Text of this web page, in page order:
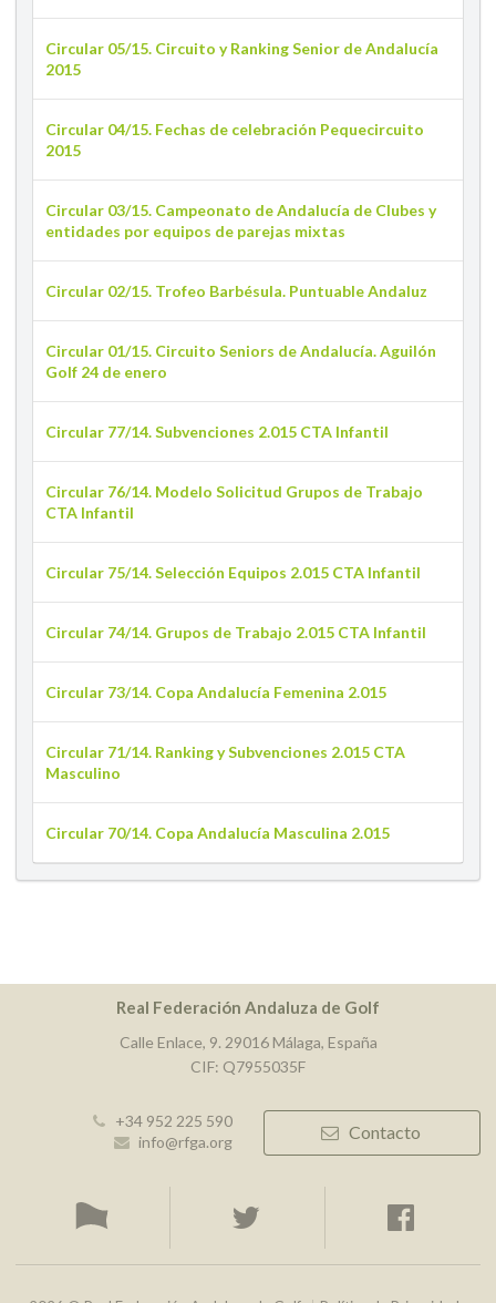
Circular 05/15. Circuito y Ranking Senior de Andalucía
2015
Circular 04/15. Fechas de celebración Pequecircuito
2015
Circular 03/15. Campeonato de Andalucía de Clubes y
entidades por equipos de parejas mixtas
Circular 02/15. Trofeo Barbésula. Puntuable Andaluz
Circular 01/15. Circuito Seniors de Andalucía. Aguilón
Golf 24 de enero
Circular 77/14. Subvenciones 2.015 CTA Infantil
Circular 76/14. Modelo Solicitud Grupos de Trabajo
CTA Infantil
Circular 75/14. Selección Equipos 2.015 CTA Infantil
Circular 74/14. Grupos de Trabajo 2.015 CTA Infantil
Circular 73/14. Copa Andalucía Femenina 2.015
Circular 71/14. Ranking y Subvenciones 2.015 CTA
Masculino
Circular 70/14. Copa Andalucía Masculina 2.015
Real Federación Andaluza de Golf
Calle Enlace, 9. 29016 Málaga, España
CIF: Q7955035F
+34 952 225 590
info@rfga.org
Contacto